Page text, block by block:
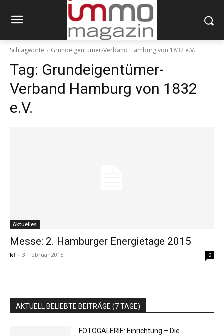
Schlagworte Grundeigentümer-Verband Hamburg von 1832 e.V.
Tag: Grundeigentümer-
Verband Hamburg von 1832
e.V.
Aktuelles
Messe: 2. Hamburger Energietage 2015
kl - 3. Februar 2015 0
AKTUELL BELIEBTE BEITRÄGE (7 TAGE)
FOTOGALERIE: Einrichtung – Die